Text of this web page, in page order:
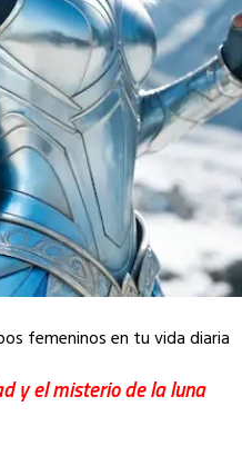
femeninos en tu vida diaria
y el misterio de la luna